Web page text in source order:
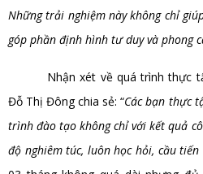
Những trải nghiệm này không chỉ
góp phần định hình tư duy và phong
Nhận xét về quá trình thực
Đỗ Thị Đông chia sẻ: “Các bạn thực
trình đào tạo không chỉ với kết quả
độ nghiêm túc, luôn học hỏi, cầu tiến